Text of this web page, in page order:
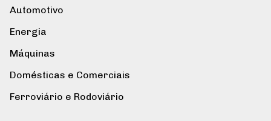
Automotivo
Energia
Máquinas
Domésticas e Comerciais
Ferroviário e Rodoviário